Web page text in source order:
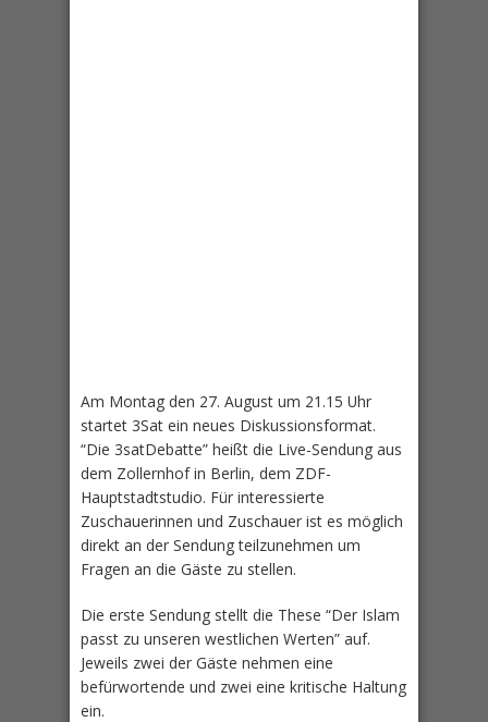
Am Montag den 27. August um 21.15 Uhr
startet 3Sat ein neues Diskussionsformat.
“Die 3satDebatte” heißt die Live-Sendung aus
dem Zollernhof in Berlin, dem ZDF-
Hauptstadtstudio. Für interessierte
Zuschauerinnen und Zuschauer ist es möglich
direkt an der Sendung teilzunehmen um
Fragen an die Gäste zu stellen.
Die erste Sendung stellt die These “Der Islam
passt zu unseren westlichen Werten” auf.
Jeweils zwei der Gäste nehmen eine
befürwortende und zwei eine kritische Haltung
ein.